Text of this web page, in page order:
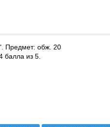
Предмет: обж. 20
балла из 5.